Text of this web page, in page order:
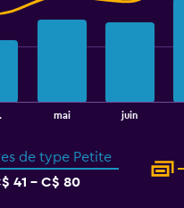
mai juin
de type Petite
41 - C$ 80